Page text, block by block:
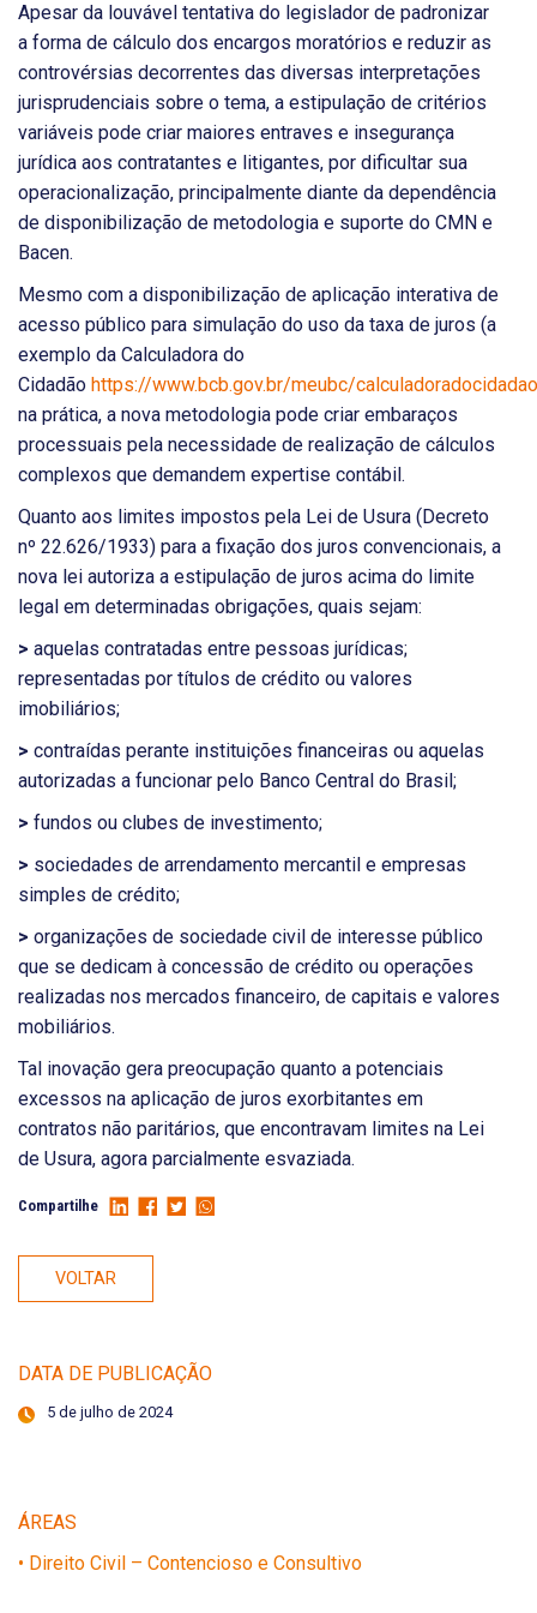
Apesar da louvável tentativa do legislador de padronizar
a forma de cálculo dos encargos moratórios e reduzir as
controvérsias decorrentes das diversas interpretações
jurisprudenciais sobre o tema, a estipulação de critérios
variáveis pode criar maiores entraves e insegurança
jurídica aos contratantes e litigantes, por dificultar sua
operacionalização, principalmente diante da dependência
de disponibilização de metodologia e suporte do CMN e
Bacen.
Mesmo com a disponibilização de aplicação interativa de
acesso público para simulação do uso da taxa de juros (a
exemplo da Calculadora do
Cidadão https://www.bcb.gov.br/meubc/calculadoradocidadao
na prática, a nova metodologia pode criar embaraços
processuais pela necessidade de realização de cálculos
complexos que demandem expertise contábil.
Quanto aos limites impostos pela Lei de Usura (Decreto
nº 22.626/1933) para a fixação dos juros convencionais, a
nova lei autoriza a estipulação de juros acima do limite
legal em determinadas obrigações, quais sejam:
> aquelas contratadas entre pessoas jurídicas;
representadas por títulos de crédito ou valores
imobiliários;
> contraídas perante instituições financeiras ou aquelas
autorizadas a funcionar pelo Banco Central do Brasil;
> fundos ou clubes de investimento;
> sociedades de arrendamento mercantil e empresas
simples de crédito;
> organizações de sociedade civil de interesse público
que se dedicam à concessão de crédito ou operações
realizadas nos mercados financeiro, de capitais e valores
mobiliários.
Tal inovação gera preocupação quanto a potenciais
excessos na aplicação de juros exorbitantes em
contratos não paritários, que encontravam limites na Lei
de Usura, agora parcialmente esvaziada.
Compartilhe
VOLTAR
DATA DE PUBLICAÇÃO
5 de julho de 2024
ÁREAS
• Direito Civil – Contencioso e Consultivo